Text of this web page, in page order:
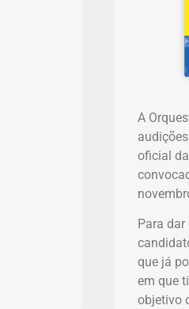
A
oficial
Para
que já
em que
objetivo